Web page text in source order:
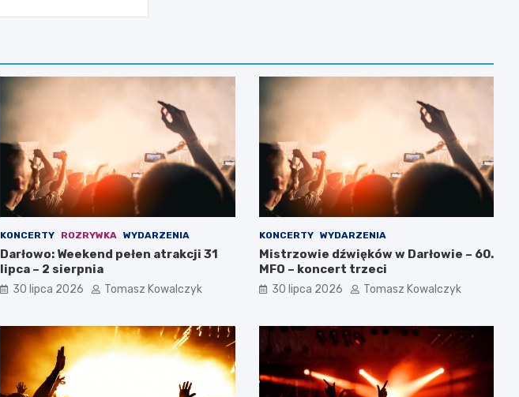
KONCERTY ROZRYWKA WYDARZENIA
Darłowo: Weekend pełen atrakcji 31
lipca – 2 sierpnia
30 lipca 2026 Tomasz Kowalczyk
KONCERTY WYDARZENIA
Mistrzowie dźwięków w Darłowie – 60.
MFO – koncert trzeci
30 lipca 2026 Tomasz Kowalczyk